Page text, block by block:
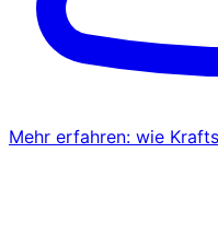
Mehr erfahren: wie